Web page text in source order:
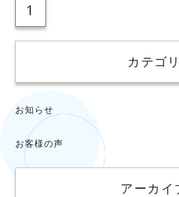
1
カテゴリ
お知らせ
お客様の声
アーカイ